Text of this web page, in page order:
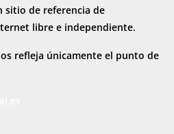
sitio de referencia de
libre e independiente.
refleja únicamente el punto de